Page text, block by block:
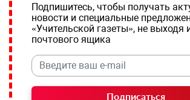
Подпишитесь, чтобы получать
новости и специальные
«Учительской газеты», не выходя
почтового ящика
Подписаться